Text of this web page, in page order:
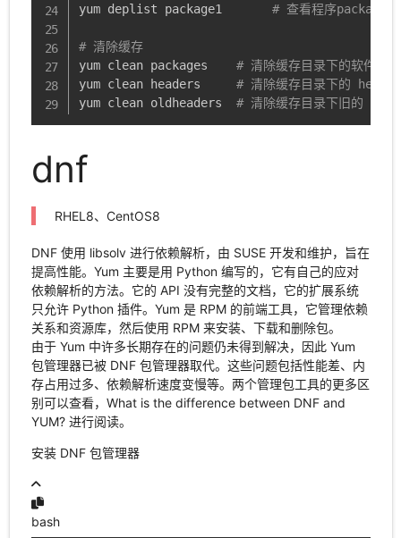
yum deplist package1 # 查看程序package1
# 清除缓存
yum clean packages # 清除缓存目录下的软件包
yum clean headers # 清除缓存目录下的
yum clean oldheaders # 清除缓存目录下旧的
dnf
RHEL8、CentOS8
DNF 使用 libsolv 进行依赖解析，由 SUSE 开发和维护，旨在
提高性能。Yum 主要是用 Python 编写的，它有自己的应对
依赖解析的方法。它的 API 没有完整的文档，它的扩展系统
只允许 Python 插件。Yum 是 RPM 的前端工具，它管理依赖
关系和资源库，然后使用 RPM 来安装、下载和删除包。
由于 Yum 中许多长期存在的问题仍未得到解决，因此 Yum
包管理器已被 DNF 包管理器取代。这些问题包括性能差、内
存占用过多、依赖解析速度变慢等。两个管理包工具的更多区
别可以查看，What is the difference between DNF and
YUM? 进行阅读。
安装 DNF 包管理器
bash